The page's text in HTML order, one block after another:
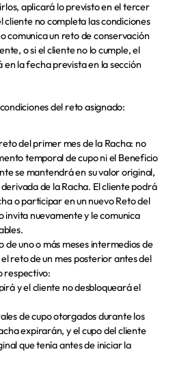
aplicará lo previsto en el tercer
cliente no completa las condiciones
comunica un reto de conservación
o si el cliente no lo cumple, el
la fecha prevista en la sección
del reto asignado:
del primer mes de la Racha: no
temporal de cupo ni el Beneficio
se mantendrá en su valor original,
de la Racha. El cliente podrá
o participar en un nuevo Reto del
invita nuevamente y le comunica
de uno o más meses intermedios de
reto de un mes posterior antes del
respectivo:
y el cliente no desbloqueará el
de cupo otorgados durante los
expirarán, y el cupo del cliente
que tenía antes de iniciar la